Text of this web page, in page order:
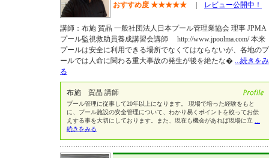
おすすめ度 ★★★★★ レビュー公開中！
講師：布施 賀晶 一般社団法人日本プール管理業協会 理事 JPMA
プール監視救助員養成講習会講師 http://www.jpoolma.com/ 本来
プールは安全に利用できる場所でなくてはならないが、各地のプ
ールでは人命に関わる重大事故の発生が後を絶たな� ...続きをみ
る
布施 賀晶 講師
プール管理に従事して20年以上になります。 現場で培った経験をもと
に、プール施設の安全管理について、わかり易くポイントを絞ってお伝
えする事を大切にしております。また、現在も機会があれば現場に立
続きをみる